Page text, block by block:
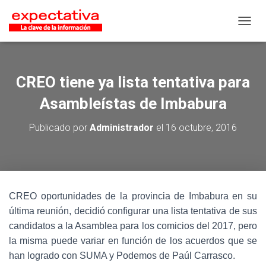
CREO tiene ya lista tentativa para
Asambleístas de Imbabura
Publicado por Administrador el 16 octubre, 2016
CREO oportunidades de la provincia de Imbabura en su
última reunión, decidió configurar una lista tentativa de sus
candidatos a la Asamblea para los comicios del 2017, pero
la misma puede variar en función de los acuerdos que se
han logrado con SUMA y Podemos de Paúl Carrasco.